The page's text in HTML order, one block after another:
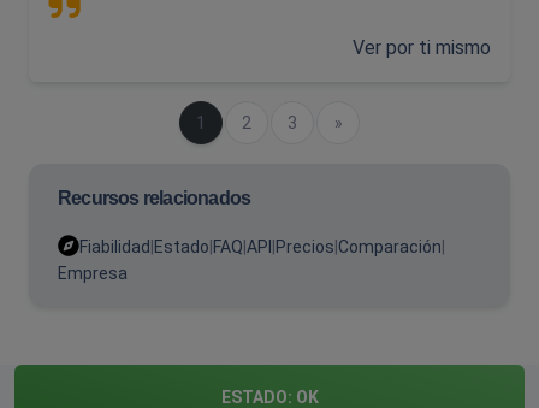
Ver por ti mismo
1
(actual) 2 3 »
Próximo
Recursos relacionados
Fiabilidad Estado FAQ API Precios Comparación
Empresa
ESTADO: OK